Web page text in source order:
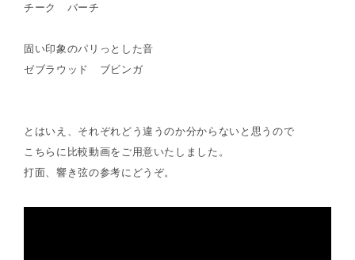
チーク バーチ
固い印象のパリっとした音
ゼブラウッド ブビンガ
とはいえ、それぞれどう違うのか分からないと思うので
こちらに比較動画をご用意いたしました。
打面、響き弦の参考にどうぞ。